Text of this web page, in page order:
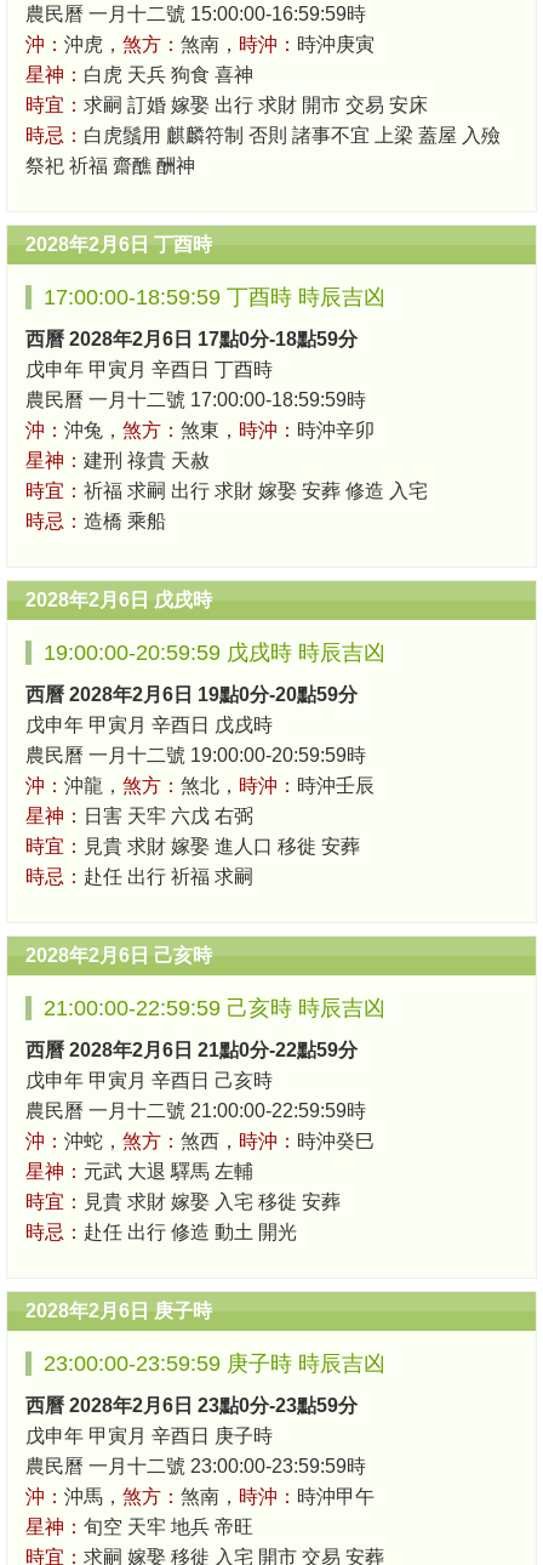
農民曆 一月十二號 15:00:00-16:59:59時
沖： 沖虎， 煞方： 煞南， 時沖： 時沖庚寅
星神： 白虎 天兵 狗食 喜神
時宜： 求嗣 訂婚 嫁娶 出行 求財 開市 交易 安床
時忌： 白虎鬚用 麒麟符制 否則 諸事不宜 上梁 蓋屋 入殮
祭祀 祈福 齋醮 酬神
2028年2月6日 丁酉時
17:00:00-18:59:59 丁酉時 時辰吉凶
西曆 2028年2月6日 17點0分-18點59分
戊申年 甲寅月 辛酉日 丁酉時
農民曆 一月十二號 17:00:00-18:59:59時
沖： 沖兔， 煞方： 煞東， 時沖： 時沖辛卯
星神： 建刑 祿貴 天赦
時宜： 祈福 求嗣 出行 求財 嫁娶 安葬 修造 入宅
時忌： 造橋 乘船
2028年2月6日 戊戌時
19:00:00-20:59:59 戊戌時 時辰吉凶
西曆 2028年2月6日 19點0分-20點59分
戊申年 甲寅月 辛酉日 戊戌時
農民曆 一月十二號 19:00:00-20:59:59時
沖： 沖龍， 煞方： 煞北， 時沖： 時沖壬辰
星神： 日害 天牢 六戊 右弼
時宜： 見貴 求財 嫁娶 進人口 移徙 安葬
時忌： 赴任 出行 祈福 求嗣
2028年2月6日 己亥時
21:00:00-22:59:59 己亥時 時辰吉凶
西曆 2028年2月6日 21點0分-22點59分
戊申年 甲寅月 辛酉日 己亥時
農民曆 一月十二號 21:00:00-22:59:59時
沖： 沖蛇， 煞方： 煞西， 時沖： 時沖癸巳
星神： 元武 大退 驛馬 左輔
時宜： 見貴 求財 嫁娶 入宅 移徙 安葬
時忌： 赴任 出行 修造 動土 開光
2028年2月6日 庚子時
23:00:00-23:59:59 庚子時 時辰吉凶
西曆 2028年2月6日 23點0分-23點59分
戊申年 甲寅月 辛酉日 庚子時
農民曆 一月十二號 23:00:00-23:59:59時
沖： 沖馬， 煞方： 煞南， 時沖： 時沖甲午
星神： 旬空 天牢 地兵 帝旺
時宜： 求嗣 嫁娶 移徙 入宅 開市 交易 安葬